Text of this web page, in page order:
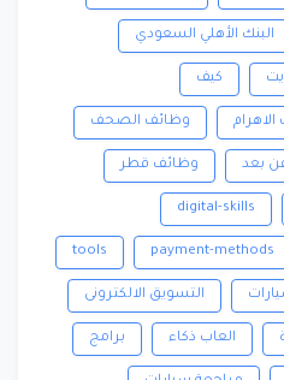
البنك الأهلي السعودي
كيف
وظائف الصحف
بعد وظائف قطر
digital-skills
payment-methods
tools
التسويق الالكترونى
العاب ذكاء برامج